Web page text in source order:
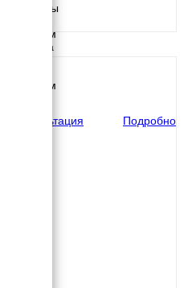
Размеры
1800 мм
Ширина
1370 мм
Консультация
Подробно